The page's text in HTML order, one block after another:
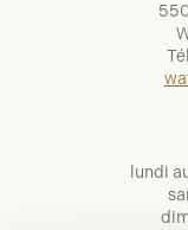
lundi